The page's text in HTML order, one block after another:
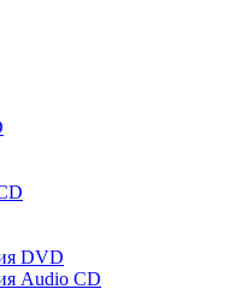
DVD
Audio CD